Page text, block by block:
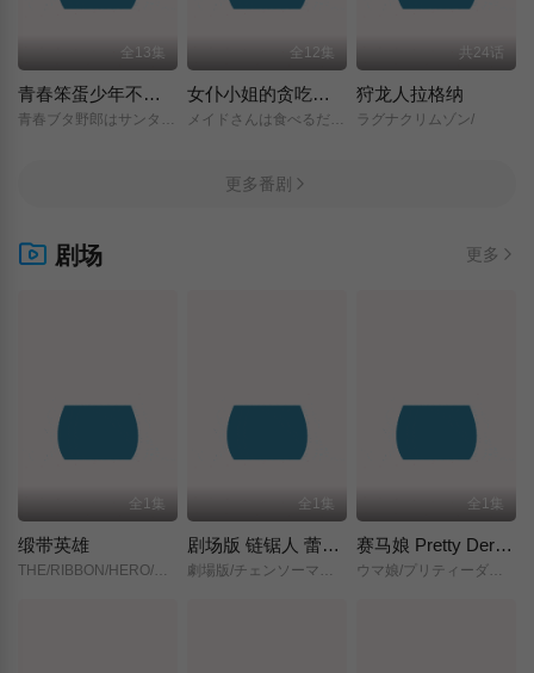
全13集
青春笨蛋少年不做圣诞服女郎的梦
全12集
女仆小姐的贪吃日常
メイドさんは食べるだけ/
共24话
狩龙人拉格纳
ラグナクリムゾン/
更多番剧
剧场 更多
全1集
缎带英雄
全1集
剧场版 链锯人 蕾塞篇(正式版)
全1集
赛马娘 Pretty Derby 新时代之门